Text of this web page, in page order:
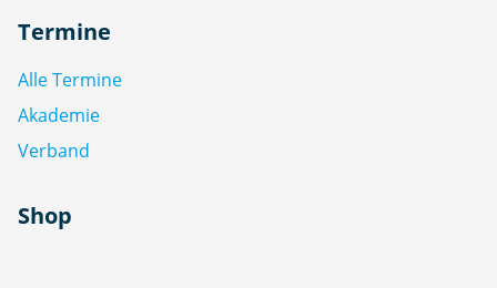
Termine
Alle Termine
Akademie
Verband
Shop